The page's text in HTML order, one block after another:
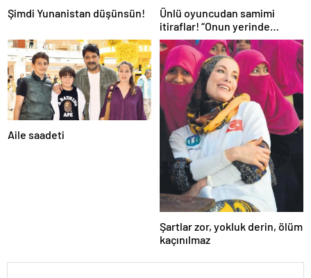
Şimdi Yunanistan düşünsün!
Ünlü oyuncudan samimi
itiraflar! “Onun yerinde
olsaydım diye çok düşündüm”
Aile saadeti
Şartlar zor, yokluk derin, ölüm
kaçınılmaz